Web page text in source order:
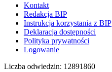
Kontakt
Redakcja BIP
Instrukcja korzystania z BIP
Deklaracja dostępności
Polityka prywatności
Logowanie
Liczba odwiedzin: 12891860